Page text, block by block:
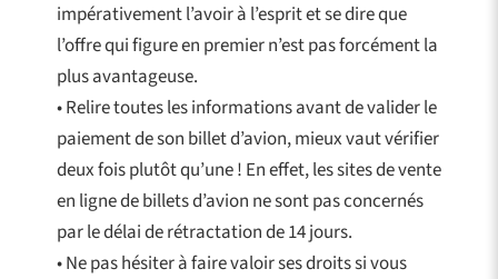
impérativement l’avoir à l’esprit et se dire que
l’offre qui figure en premier n’est pas forcément la
plus avantageuse.
• Relire toutes les informations avant de valider le
paiement de son billet d’avion, mieux vaut vérifier
deux fois plutôt qu’une ! En effet, les sites de vente
en ligne de billets d’avion ne sont pas concernés
par le délai de rétractation de 14 jours.
• Ne pas hésiter à faire valoir ses droits si vous